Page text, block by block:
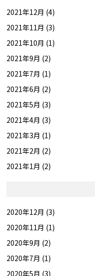
2021年12月 (4)
2021年11月 (3)
2021年10月 (1)
2021年9月 (2)
2021年7月 (1)
2021年6月 (2)
2021年5月 (3)
2021年4月 (3)
2021年3月 (1)
2021年2月 (2)
2021年1月 (2)
2020年12月 (3)
2020年11月 (1)
2020年9月 (2)
2020年7月 (1)
2020年5月 (3)